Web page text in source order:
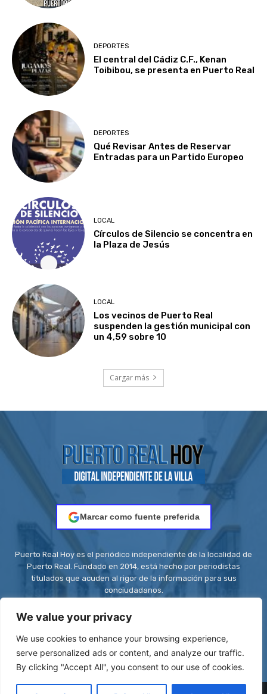
We value your privacy
We use cookies to enhance your browsing experience,
serve personalized ads or content, and analyze our traffic.
By clicking "Accept All", you consent to our use of cookies.
DEPORTES
El central del Cádiz C.F., Kenan
Toibibou, se presenta en Puerto Real
DEPORTES
Qué Revisar Antes de Reservar
Entradas para un Partido Europeo
LOCAL
Círculos de Silencio se concentra en
la Plaza de Jesús
LOCAL
Los vecinos de Puerto Real
suspenden la gestión municipal con
un 4,59 sobre 10
Cargar más
Marcar como fuente preferida
Puerto Real Hoy es el periódico independiente de la localidad de
Puerto Real. Fundado en 2014, está hecho por periodistas
titulados que acuden al rigor de la información para sus
conciudadanos.
Contacto: redaccion@puertorealhoy.es